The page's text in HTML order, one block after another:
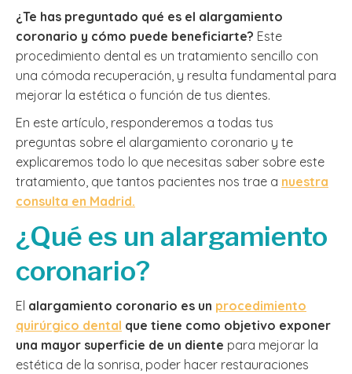
¿Te has preguntado qué es el alargamiento
coronario y cómo puede beneficiarte? Este
procedimiento dental es un tratamiento sencillo con
una cómoda recuperación, y resulta fundamental para
mejorar la estética o función de tus dientes.
En este artículo, responderemos a todas tus
preguntas sobre el alargamiento coronario y te
explicaremos todo lo que necesitas saber sobre este
tratamiento, que tantos pacientes nos trae a nuestra
consulta en Madrid.
¿Qué es un alargamiento
coronario?
El alargamiento coronario es un procedimiento
quirúrgico dental que tiene como objetivo exponer
una mayor superficie de un diente para mejorar la
estética de la sonrisa, poder hacer restauraciones